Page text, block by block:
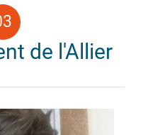
de l'Allier